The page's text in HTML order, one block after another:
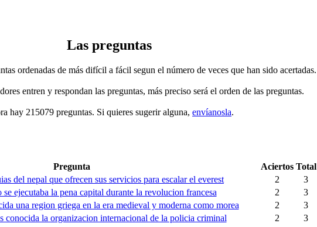
Las preguntas
ordenadas de más difícil a fácil segun el número de veces que han sido acertadas.
entren y respondan las preguntas, más preciso será el orden de las preguntas.
hay 215079 preguntas. Si quieres sugerir alguna, envíanosla.
Pregunta Aciertos Total
del nepal que ofrecen sus servicios para escalar el everest 2 3
ejecutaba la pena capital durante la revolucion francesa 2 3
una region griega en la era medieval y moderna como morea 2 3
conocida la organizacion internacional de la policia criminal 2 3